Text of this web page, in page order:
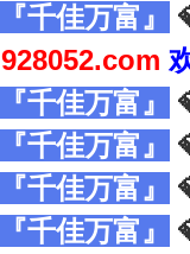
『千佳万富』
928052.com
『千佳万富』
『千佳万富』
『千佳万富』
『千佳万富』